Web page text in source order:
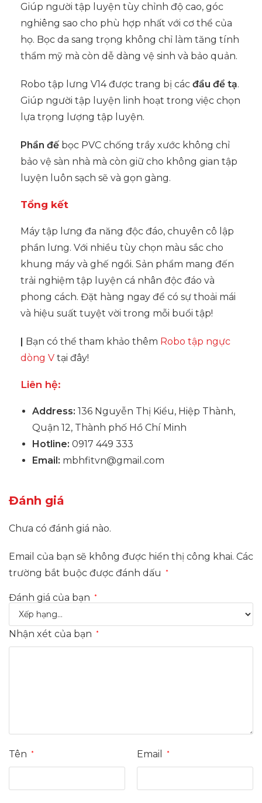
Giúp người tập luyện tùy chỉnh độ cao, góc
nghiêng sao cho phù hợp nhất với cơ thể của
họ. Bọc da sang trọng không chỉ làm tăng tính
thẩm mỹ mà còn dễ dàng vệ sinh và bảo quản.
Robo tập lưng V14 được trang bị các đầu để tạ.
Giúp người tập luyện linh hoạt trong việc chọn
lựa trọng lượng tập luyện.
Phần đếbọc PVC chống trầy xước không chỉ
bảo vệ sàn nhà mà còn giữ cho không gian tập
luyện luôn sạch sẽ và gọn gàng.
Tổng kết
Máy tập lưng đa năng độc đáo, chuyên cô lập
phần lưng. Với nhiều tùy chọn màu sắc cho
khung máy và ghế ngồi. Sản phẩm mang đến
trải nghiệm tập luyện cá nhân độc đáo và
phong cách. Đặt hàng ngay để có sự thoải mái
và hiệu suất tuyệt vời trong mỗi buổi tập!
| Bạn có thể tham khảo thêm Robo tập ngực
dòng V tại đây!
Liên hệ:
Address: 136 Nguyễn Thị Kiểu, Hiệp Thành,
Quận 12, Thành phố Hồ Chí Minh
Hotline: 0917 449 333
Email: mbhfitvn@gmail.com
Đánh giá
Chưa có đánh giá nào.
Email của bạn sẽ không được hiển thị công khai. Các
trường bắt buộc được đánh dấu
*
Đánh giá của bạn *
Nhận xét của bạn *
Tên * Email *